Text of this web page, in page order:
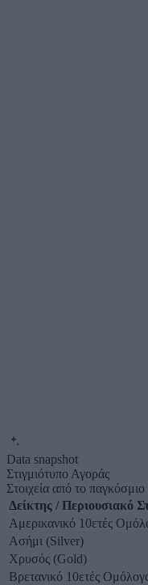
Data snapshot
Στιγμιότυπο Αγοράς
Στοιχεία από το
Δείκτης / Περιουσιακό
Αμερικανικό 10ετές
Ασήμι (Silver)
Χρυσός (Gold)
Βρετανικό 10ετές